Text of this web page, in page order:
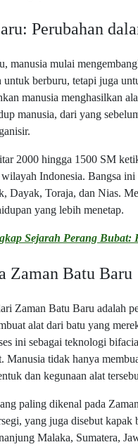
Perubahan
manusia mulai
berburu, tetapi juga
manusia menghasilkan
manusia, dari yang
2000 hingga 1500 SM
Indonesia. Bangsa
Dayak, Toraja, dan Nias.
yang lebih menetap.
Sejarah Perang Bubat:
Zaman Batu Baru
Zaman Batu Baru adalah
alat dari batu yang
ini sebagai teknologi
Manusia tidak hanya
dan kegunaan alat
paling dikenal pada
yang juga disebut
Malaka, Sumatera,